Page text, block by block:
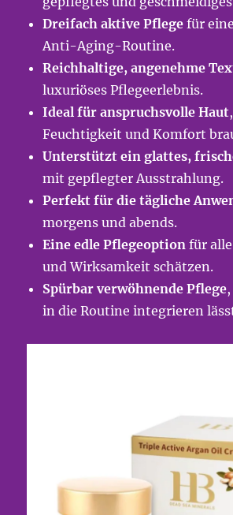
Dreifach aktive Pflege für
Anti-Aging-Routine.
Reichhaltige, angenehme
luxuriöses Pflegeerlebnis.
Ideal für anspruchsvolle Haut
Feuchtigkeit und Komfort
Unterstützt ein glattes,
mit gepflegter Ausstrahlung.
Perfekt für die tägliche
morgens und abends.
Eine edle Pflegeoption für
und Wirksamkeit schätzen.
Spürbar verwöhnende Pflege
in die Routine integrieren